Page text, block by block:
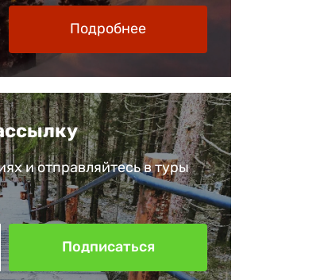
Подробнее
и отправляйтесь в туры
Подписаться